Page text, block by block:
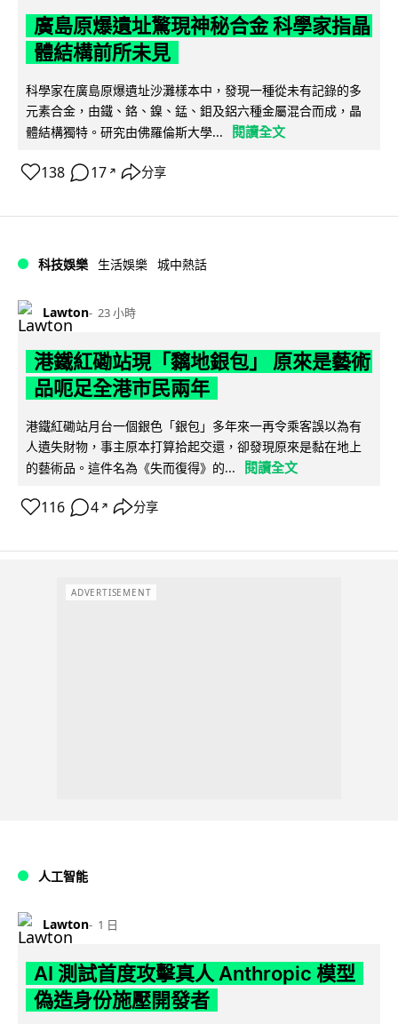
廣島原爆遺址驚現神秘合金 科學家指晶
體結構前所未見
科學家在廣島原爆遺址沙灘樣本中，發現一種從未有記錄的多
元素合金，由鐵、鉻、鎳、錳、鉬及鋁六種金屬混合而成，晶
體結構獨特。研究由佛羅倫斯大學...
閱讀全文
138 17 ↗ 分享
科技娛樂 生活娛樂 城中熱話
Lawton 23 小時
港鐵紅磡站現「黐地銀包」 原來是藝術
品呃足全港市民兩年
港鐵紅磡站月台一個銀色「銀包」多年來一再令乘客誤以為有
人遺失財物，事主原本打算拾起交還，卻發現原來是黏在地上
的藝術品。這件名為《失而復得》的...
閱讀全文
116 4 ↗ 分享
ADVERTISEMENT
人工智能
Lawton 1 日
AI 測試首度攻擊真人 Anthropic 模型
偽造身份施壓開發者